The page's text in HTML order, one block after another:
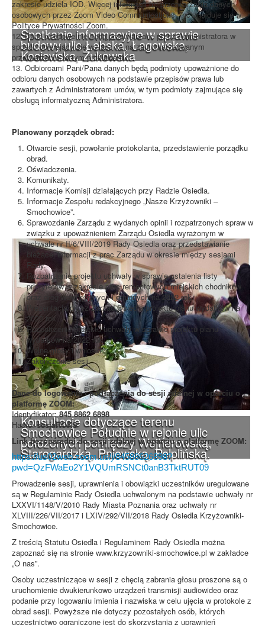
Spotkanie informacyjne w sprawie
budowy ulic Łebska, Łagowska,
Kociewska, Żukowska
Konsultacje dotyczące terenu
Smochowice Południe w rejonie ulic
położonych pomiędzy Wejherowską,
Starogardzką, Pniewską, Pelplińską.
zakresie udziela IOD. Więcej informacji nt. przetwarzania danych
osobowych przez Zoom Video Communications, Inc znajduje się w
Polityce Prywatności Zoom.
12. Dane osobowe nie będą przetwarzane przez Administratora w
sposób opierający się wyłącznie na zautomatyzowanym
przetwarzaniu, w tym profilowaniu.
13. Odbiorcami Pani/Pana danych będą podmioty upoważnione do
odbioru danych osobowych na podstawie przepisów prawa lub
zawartych z Administratorem umów, w tym podmioty zajmujące się
obsługą informatyczną Administratora.
Planowany porządek obrad:
Otwarcie sesji, powołanie protokolanta, przedstawienie porządku
obrad.
Oświadczenia.
Komunikaty.
Informacje Komisji działających przy Radzie Osiedla.
Informacje Zespołu redakcyjnego „Nasze Krzyżowniki –
Smochowice”.
Sprawozdanie Zarządu z wydanych opinii i rozpatrzonych spraw w
związku z upoważnieniem Zarządu Osiedla wyrażonym w
uchwale nr II/6/VIII/2019 Rady Osiedla oraz przedstawianie
bieżącej informacji z prac Zarządu w okresie między sesjami
Rady.
Rozpatrzenie projektu uchwały w sprawie ustalenia listy
priorytetów w zakresie prac remontowych miejskich chodników
oraz dróg wewnętrznych i gminnych na 2022 rok.
Prezentacja przez Zarząd Osiedla projektu planu wydatków na
2022 rok.
Rozpatrzenie projektu uchwały w sprawie projektu planu
wydatków na 2022 rok.
Wolne głosy i wnioski.
Zakończenie sesji.
Dane do logowania i podłączenia do sesji zdalnej w oparciu o
platformę ZOOM:
Identyfikator:845 8862 6898
Hasło:sesjaROKS
Link bezpośredni do sesji zdalnej w oparciu o platformę ZOOM:
https://us02web.zoom.us/j/84588626898?
pwd=QzFWaEo2Y1VQUmRSNCt0anB3TktRUT09
Prowadzenie sesji, uprawnienia i obowiązki uczestników uregulowane
są w Regulaminie Rady Osiedla uchwalonym na podstawie uchwały nr
LXXVI/1148/V/2010 Rady Miasta Poznania oraz uchwały nr
XLVIII/226/VII/2017 i LXIV/292/VII/2018 Rady Osiedla Krzyżowniki-
Smochowice.
Z treścią Statutu Osiedla i Regulaminem Rady Osiedla można
zapoznać się na stronie www.krzyzowniki-smochowice.pl w zakładce
„O nas”.
Osoby uczestniczące w sesji z chęcią zabrania głosu proszone są o
uruchomienie dwukierunkowo urządzeń transmisji audiowideo oraz
podanie przy logowaniu imienia i nazwiska w celu ujęcia w protokole z
obrad sesji. Powyższe nie dotyczy pozostałych osób, których
uczestnictwo ograniczone jest do skorzystania z uprawnień